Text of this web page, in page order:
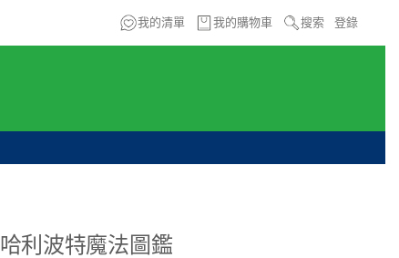
我的清單 我的購物車 搜索 登錄
哈利波特魔法圖鑑